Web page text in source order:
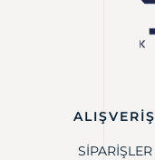
ALIŞVERIŞ
SIPARIŞLER